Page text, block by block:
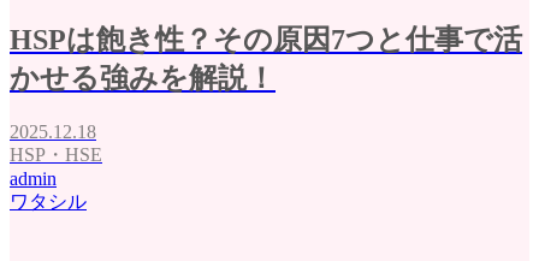
HSPは飽き性？その原因7つと仕事で活
かせる強みを解説！
2025.12.18
HSP・HSE
admin
ワタシル